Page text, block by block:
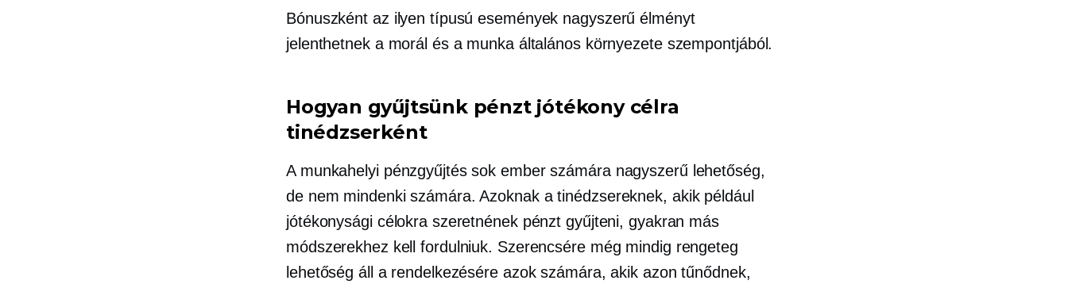
Bónuszként az ilyen típusú események nagyszerű élményt
jelenthetnek a morál és a munka általános környezete szempontjából.
Hogyan gyűjtsünk pénzt jótékony célra
tinédzserként
A munkahelyi pénzgyűjtés sok ember számára nagyszerű lehetőség,
de nem mindenki számára. Azoknak a tinédzsereknek, akik például
jótékonysági célokra szeretnének pénzt gyűjteni, gyakran más
módszerekhez kell fordulniuk. Szerencsére még mindig rengeteg
lehetőség áll a rendelkezésére azok számára, akik azon tűnődnek,